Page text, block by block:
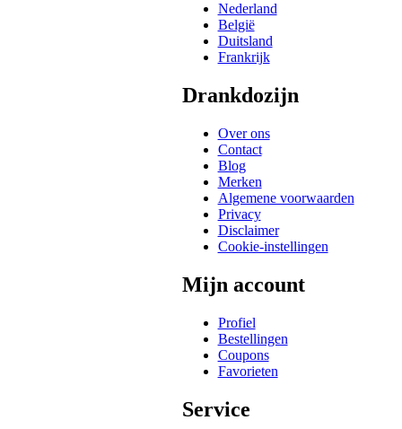
Nederland
België
Duitsland
Frankrijk
Drankdozijn
Over ons
Contact
Blog
Merken
Algemene voorwaarden
Privacy
Disclaimer
Cookie-instellingen
Mijn account
Profiel
Bestellingen
Coupons
Favorieten
Service